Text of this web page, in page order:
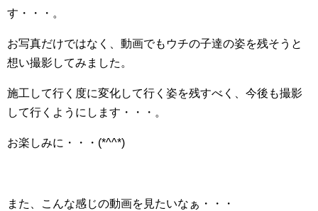
す・・・。
お写真だけではなく、動画でもウチの子達の姿を残そうと
想い撮影してみました。
施工して行く度に変化して行く姿を残すべく、今後も撮影
して行くようにします・・・。
お楽しみに・・・(*^^*)
また、こんな感じの動画を見たいなぁ・・・